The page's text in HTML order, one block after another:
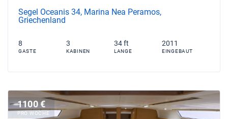
Segel Oceanis 34, Marina Nea Peramos,
Griechenland
8
GASTE
3
KABINEN
34 ft
LANGE
2011
EINGEBAUT
1100 €
PRO WOCHE